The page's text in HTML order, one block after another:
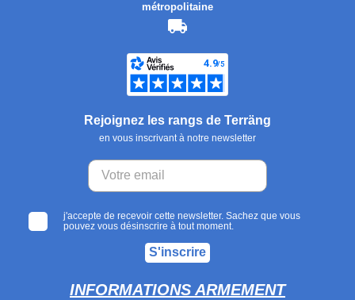
métropolitaine
Rejoignez les rangs de Terräng
en vous inscrivant à notre newsletter
j'accepte de recevoir cette newsletter. Sachez que vous
pouvez vous désinscrire à tout moment.
S'inscrire
INFORMATIONS ARMEMENT